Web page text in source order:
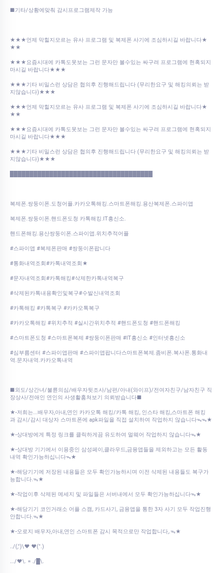
■기타/상황에맞춰 감시프로그램제작 가능
★★★언제 막힐지모르는 유사 프로그램 및 복제폰 사기에 조심하시길 바랍니다★
★★
★★★요즘시대에 카톡도못보는 그런 문자만 볼수있는 싸구려 프로그램에 현혹되지
마시길 바랍니다★★★
★★★기타 비밀스런 상담은 협의후 진행해드립니다 (무리한요구 및 해킹의뢰는 받
지않습니다)★★★
★★★언제 막힐지모르는 유사 프로그램 및 복제폰 사기에 조심하시길 바랍니다★
★★
★★★요즘시대에 카톡도못보는 그런 문자만 볼수있는 싸구려 프로그램에 현혹되지
마시길 바랍니다★★★
★★★기타 비밀스런 상담은 협의후 진행해드립니다 (무리한요구 및 해킹의뢰는 받
지않습니다)★★★
복제폰.쌍둥이폰.도청어플.카카오톡해킹.스마트폰해킹.용산복제폰.스파이앱
복제폰.쌍둥이폰.핸드폰도청 카톡해킹.IT흥신소.
핸드폰해킹.용산쌍둥이폰.스파이앱.위치추적어플
#스파이앱 #복제폰판매 #쌍둥이폰팝니다
#통화내역조회#카톡내역조회★
#문자내역조회#카톡해킹#삭제한카톡내역복구
#삭제된카톡내용확인및복구#수발신내역조회
#카톡해킹 #카톡복구 #카카오톡복구
#카카오톡해킹 #위치추적 #실시간위치추적 #핸드폰도청 #핸드폰해킹
#스마트폰도청 #스마트폰복제 #쌍둥이폰판매 #IT흥신소 #인터넷흥신소
#심부름센터 #스파이앱판매 #스파이앱팝니다스마트폰복제.좀비폰.복사폰.통화내
역.문자내역.카카오톡내역
■외도/상간녀/불륜의심/배우자뒷조사/남편/아내(와이프)/전여자친구/남자친구 직
장상사/전애인 연인의 사생활훔쳐보기 의뢰받습니다■
★-저희는...배우자,아내,연인 카카오톡 해킹/카톡 해킹, 인스타 해킹,스마트폰 해킹
과 감시/감시 대상자 스마트폰에 apk파일을 직접 설치하여 작업하지 않습니다ᯓᯓ★
★-상대방에게 특정 링크를 클릭하게끔 유도하여 멀웨어 작업하지 않습니다ᯓ★
★-상대방 기기에서 이용중인 삼성페이,클라우드,금융앱들을 제외하고는 모든 활동
내역 확인가능하십니다ᯓ★
★-해당기기에 저장된 내용들은 모두 확인가능하시며 이전 삭제된 내용들도 복구가
능합니다.ᯓ★
★-작업이후 삭제된 메세지 및 파일들은 서버내에서 모두 확인가능하십니다ᯓ★
★-해당기기 코인거래소 어플 스캠, 카드사기, 금융앱을 통한 3자 사기 모두 작업진행
안합니다.ᯓ★
★-오로지 배우자,아내,연인 스마트폰 감시 목적으로만 작업합니다,.ᯓ★
../(,")\♥ ♥(".)
.../♥\. = ./█\.